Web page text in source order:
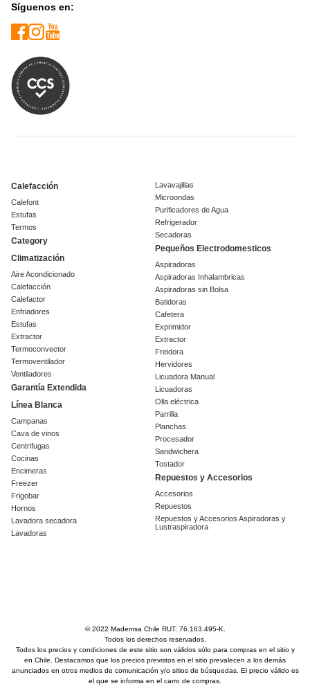
Síguenos en:
Calefacción
Calefont
Estufas
Termos
Category
Climatización
Aire Acondicionado
Calefacción
Calefactor
Enfriadores
Estufas
Extractor
Termoconvector
Termoventilador
Ventiladores
Garantía Extendida
Línea Blanca
Campanas
Cava de vinos
Centrifugas
Cocinas
Encimeras
Freezer
Frigobar
Hornos
Lavadora secadora
Lavadoras
Lavavajillas
Microondas
Purificadores de Agua
Refrigerador
Secadoras
Pequeños Electrodomesticos
Aspiradoras
Aspiradoras Inhalambricas
Aspiradoras sin Bolsa
Batidoras
Cafetera
Exprimidor
Extractor
Freidora
Hervidores
Licuadora Manual
Licuadoras
Olla eléctrica
Parrilla
Planchas
Procesador
Sandwichera
Tostador
Repuestos y Accesorios
Accesorios
Repuestos
Repuestos y Accesorios Aspiradoras y
Lustraspiradora
© 2022 Mademsa Chile RUT: 76.163.495-K.
Todos los derechos reservados.
Todos los precios y condiciones de este sitio son válidos sólo para compras en el sitio y
en Chile. Destacamos que los precios previstos en el sitio prevalecen a los demás
anunciados en otros medios de comunicación y/o sitios de búsquedas. El precio válido es
el que se informa en el carro de compras.